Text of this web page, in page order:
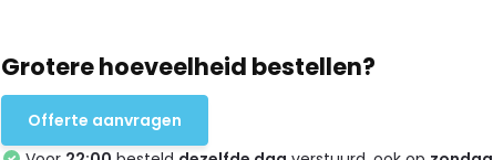
Grotere hoeveelheid bestellen?
Offerte aanvragen